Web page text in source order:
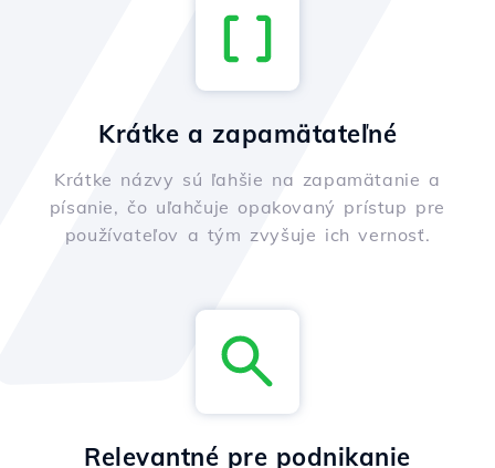
Krátke a zapamätateľné
Krátke názvy sú ľahšie na zapamätanie a
písanie, čo uľahčuje opakovaný prístup pre
používateľov a tým zvyšuje ich vernosť.
Relevantné pre podnikanie